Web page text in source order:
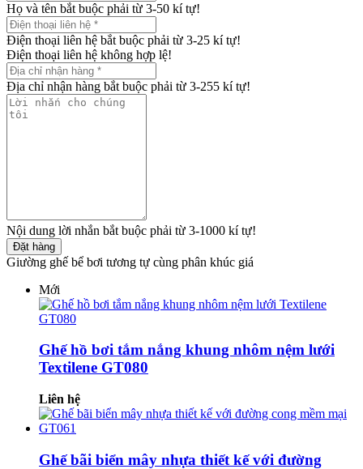
Họ và tên bắt buộc phải từ 3-50 kí tự!
Điện thoại liên hệ bắt buộc phải từ 3-25 kí tự!
Điện thoại liên hệ không hợp lệ!
Địa chỉ nhận hàng bắt buộc phải từ 3-255 kí tự!
Nội dung lời nhắn bắt buộc phải từ 3-1000 kí tự!
Đặt hàng
Giường ghế bể bơi tương tự cùng phân khúc giá
Mới
Ghế hồ bơi tắm nắng khung nhôm nệm lưới
Textilene GT080
Liên hệ
Ghế bãi biển mây nhựa thiết kế với đường